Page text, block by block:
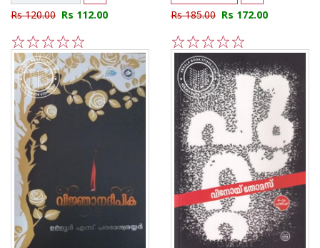
Rs 120.00 Rs 112.00
5
4
3
2
1
Rs 185.00 Rs 172.00
5
4
3
2
1